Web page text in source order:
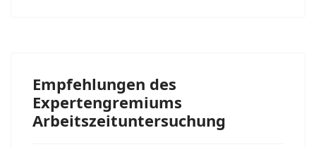
Empfehlungen des
Expertengremiums
Arbeitszeituntersuchung